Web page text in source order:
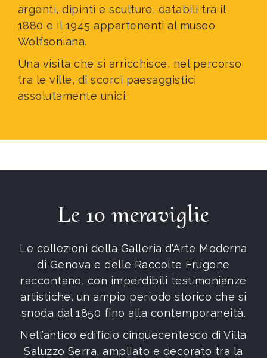
argenti, dipinti e sculture, databili tra il
1880 e il 1945 appartenenti al museo
Wolfsoniana.
Una visita che si arricchisce, nel percorso
tra le ville, di scorci paesaggistici
assolutamente unici.
Le 10 meraviglie
Le collezioni della Galleria d’Arte Moderna
di Genova e delle Raccolte Frugone
raccontano, con imperdibili testimonianze
artistiche, un ampio periodo storico che si
snoda dal 1850 fino alla contemporaneità.
Nell’antico edificio cinquecentesco di Villa
Saluzzo Serra, ampliato e decorato tra la